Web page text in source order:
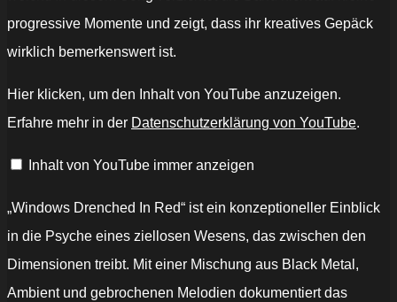
progressive Momente und zeigt, dass ihr kreatives Gepäck
wirklich bemerkenswert ist.
„Blood
Brain
–
in
YouTube
Hier klicken, um den Inhalt von YouTube anzuzeigen.
Erfahre mehr in der Datenschutzerklärung von YouTube.
Inhalt von YouTube immer anzeigen
„Windows Drenched In Red“ ist ein konzeptioneller Einblick
in die Psyche eines ziellosen Wesens, das zwischen den
Dimensionen treibt. Mit einer Mischung aus Black Metal,
Ambient und gebrochenen Melodien dokumentiert das